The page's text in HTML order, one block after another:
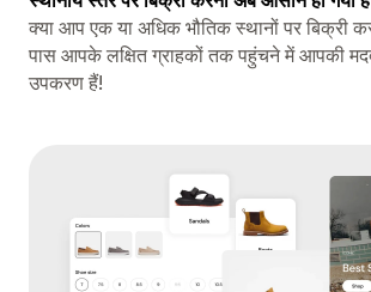
क्या आप एक या अधिक भौतिक स्थानों पर बिक्री
पास आपके लक्षित ग्राहकों तक पहुंचने में आपकी
उपकरण हैं!